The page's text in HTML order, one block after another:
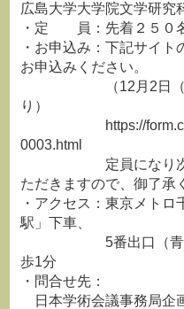
広島大学大学院文学研究
・定 員：先着２５０
・お申込み：下記サイト
お申込みください。
（12月2日（金
り）
https://
0003.html
定員になり次第
ただきますので、御了承
・アクセス：東京メトロ
駅」下車、
5番出口（青山霊
歩1分
・問合せ先：
日本学術会議事務局企